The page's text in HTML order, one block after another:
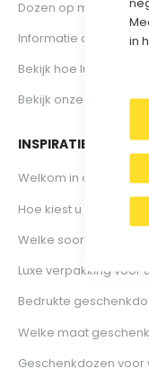
in
Dozen op maat
Informatie over
Bekijk hoe luxe
Bekijk onze webshop
INSPIRATIE | KENNIS
Welkom in onze
Hoe kiest u de juiste
Welke soorten
Luxe verpakking voor
Bedrukte
Welke maat
Geschenkdozen voor